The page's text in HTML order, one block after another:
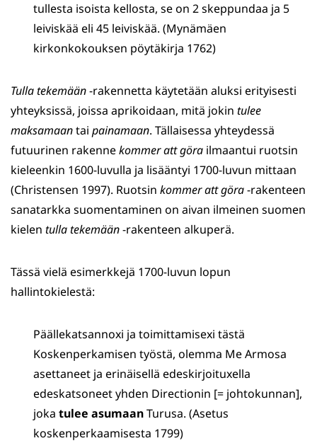
tullesta isoista kellosta, se on 2 skeppundaa ja 5
leiviskää eli 45 leiviskää. (Mynämäen
kirkonkokouksen pöytäkirja 1762)
Tullatekemään-rakennetta käytetään aluksi erityisesti
yhteyksissä, joissa aprikoidaan, mitä jokin tulee
maksamaantai painamaan. Tällaisessa yhteydessä
futuurinen rakennekommer att göra ilmaantui ruotsin
kieleenkin 1600-luvulla ja lisääntyi 1700-luvun mittaan
(Christensen 1997). Ruotsin kommer att göra-rakenteen
sanatarkka suomentaminen on aivan ilmeinen suomen
kielen tulla tekemään-rakenteen alkuperä.
Tässä vielä esimerkkejä 1700-luvun lopun
hallintokielestä:
Päällekatsannoxi ja toimittamisexi tästä
Koskenperkamisen työstä, olemma Me Armosa
asettaneet ja erinäisellä edeskirjoituxella
edeskatsoneet yhden Directionin [= johtokunnan],
joka tulee asumaanTurusa. (Asetus
koskenperkaamisesta 1799)